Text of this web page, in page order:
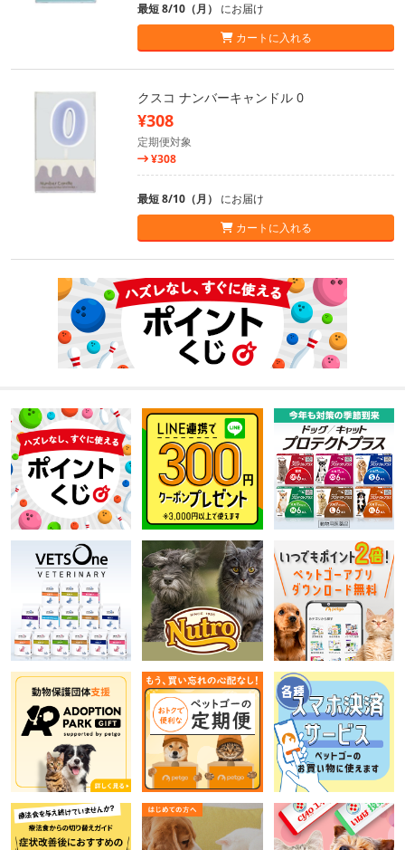
最短 8/10（月） にお届け
カートに入れる
クスコ ナンバーキャンドル 0
¥308
定期便対象
¥308
最短 8/10（月） にお届け
カートに入れる